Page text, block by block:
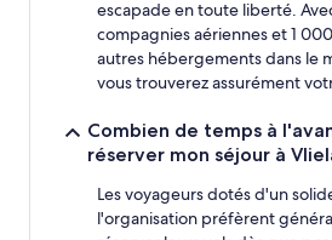
escapade en toute liberté.
compagnies aériennes et 1
autres hébergements dans le
vous trouverez assurément
Combien de temps à
réserver mon séjour à
Les voyageurs dotés d'un
l'organisation préfèrent